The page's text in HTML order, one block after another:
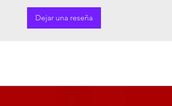
Dejar una reseña